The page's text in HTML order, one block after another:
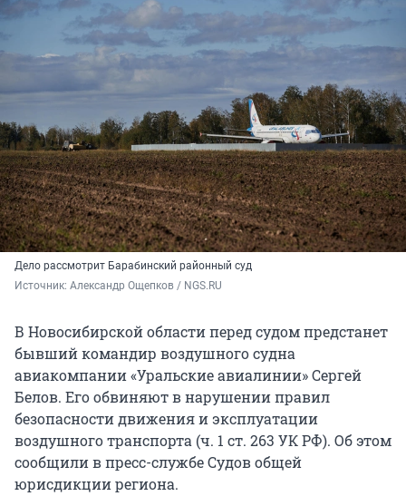
Дело рассмотрит Барабинский районный суд
Источник: Александр Ощепков / NGS.RU
В Новосибирской области перед судом предстанет
бывший командир воздушного судна
авиакомпании «Уральские авиалинии» Сергей
Белов. Его обвиняют в нарушении правил
безопасности движения и эксплуатации
воздушного транспорта (ч. 1 ст. 263 УК РФ). Об этом
сообщили в пресс-службе Судов общей
юрисдикции региона.